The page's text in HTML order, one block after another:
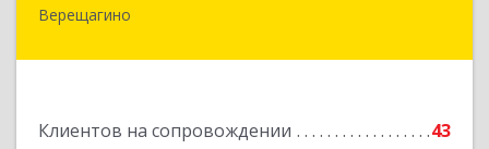
Верещагино
Клиентов на сопровождении 43
617120, Пермский край, Верещагинский р-н,